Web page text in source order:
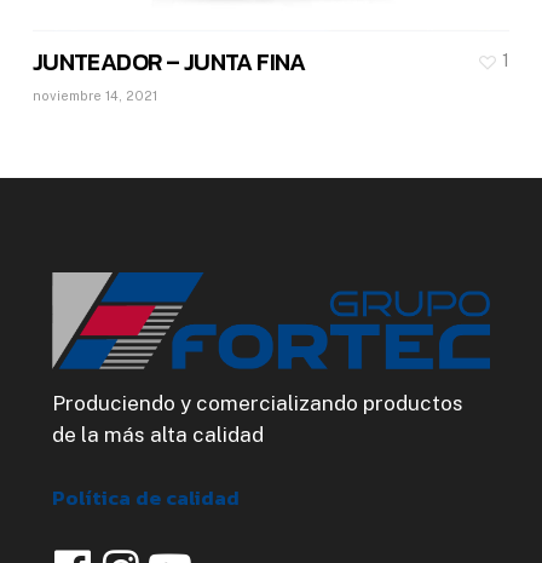
JUNTEADOR – JUNTA FINA
noviembre 14, 2021
1
Produciendo y comercializando productos
de la más alta calidad
Política de calidad